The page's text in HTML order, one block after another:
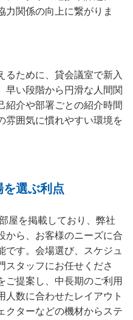
力関係の向上に繋がりま
るために、貸会議室で新入
早い段階から円滑な人間関
紹介や部署ごとの紹介時間
雰囲気に慣れやすい環境を
を選ぶ利点
屋を掲載しており、弊社
から、お客様のニーズに合
です。会場選び、スケジュ
スタッフにお任せくださ
ご提案し、中長期のご利用
人数に合わせたレイアウト
クターなどの機材からステ